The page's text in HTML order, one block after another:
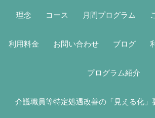
理念 コース 月間プログラム
利用料金 お問い合わせ ブログ
プログラム紹介
介護職員等特定処遇改善の「見える化」